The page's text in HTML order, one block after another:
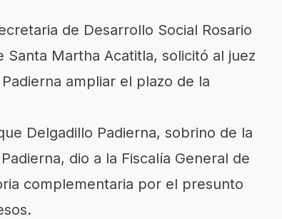
de Desarrollo Social Rosario
Martha Acatitla, solicitó al juez
ampliar el plazo de la
Delgadillo Padierna, sobrino de la
dio a la Fiscalía General de
complementaria por el presunto